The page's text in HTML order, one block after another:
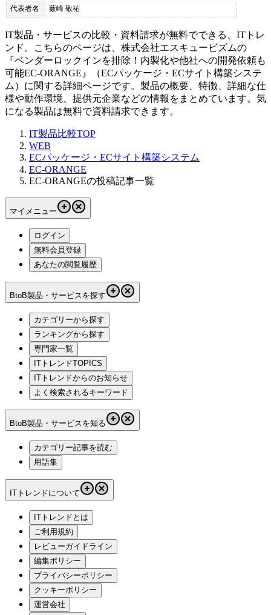
代表者名 薮崎 敬祐
IT製品・サービスの比較・資料請求が無料でできる、ITトレ
ンド。こちらのページは、 株式会社エスキュービズムの
『ベンダーロックインを排除！内製化や他社への開発依頼も
可能EC-ORANGE 』（ECパッケージ・ECサイト構築システ
ム ）に関する詳細ページです。製品の概要、特徴、詳細な仕
様や動作環境、提供元企業などの情報をまとめています。気
になる製品は無料で資料請求できます。
IT製品比較TOP
WEB
ECパッケージ・ECサイト構築システム
EC-ORANGE
EC-ORANGEの投稿記事一覧
マイメニュー
ログイン
無料会員登録
あなたの閲覧履歴
BtoB製品・サービスを探す
カテゴリーから探す
ランキングから探す
専門家一覧
ITトレンドTOPICS
ITトレンドからのお知らせ
よく検索されるキーワード
BtoB製品・サービスを知る
カテゴリー記事を読む
用語集
ITトレンドについて
ITトレンドとは
ご利用規約
レビューガイドライン
編集ポリシー
プライバシーポリシー
クッキーポリシー
運営会社